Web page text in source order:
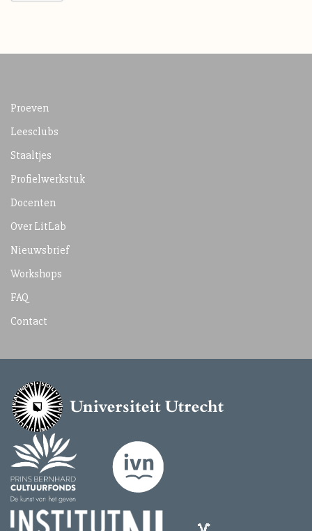
Proeven
Leesclubs
Staaltjes
Profielwerkstuk
Docenten
Over LitLab
Nieuwsbrief
Workshops
FAQ
Contact